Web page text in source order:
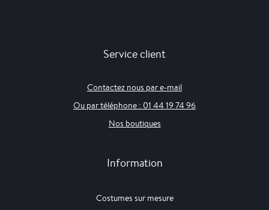
Service client
Contactez nous par e-mail
Ou par téléphone : 01 44 19 74 96
Nos boutiques
Information
Costumes sur mesure